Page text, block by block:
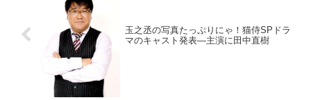
玉之丞の写真たっぷりにゃ！猫侍SPドラ
マのキャスト発表―主演に田中直樹